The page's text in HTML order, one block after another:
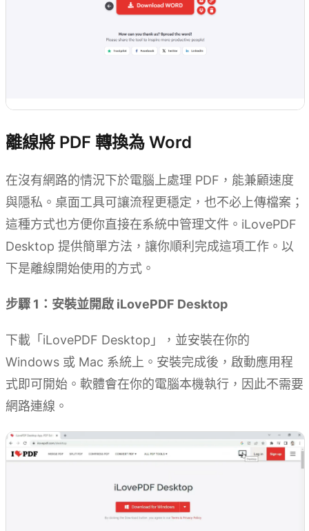
離線將 PDF 轉換為 Word
在沒有網路的情況下於電腦上處理 PDF，能兼顧速度
與隱私。桌面工具可讓流程更穩定，也不必上傳檔案；
這種方式也方便你直接在系統中管理文件。iLovePDF
Desktop 提供簡單方法，讓你順利完成這項工作。以
下是離線開始使用的方式。
步驟 1：安裝並開啟 iLovePDF Desktop
下載「iLovePDF Desktop」，並安裝在你的
Windows 或 Mac 系統上。安裝完成後，啟動應用程
式即可開始。軟體會在你的電腦本機執行，因此不需要
網路連線。